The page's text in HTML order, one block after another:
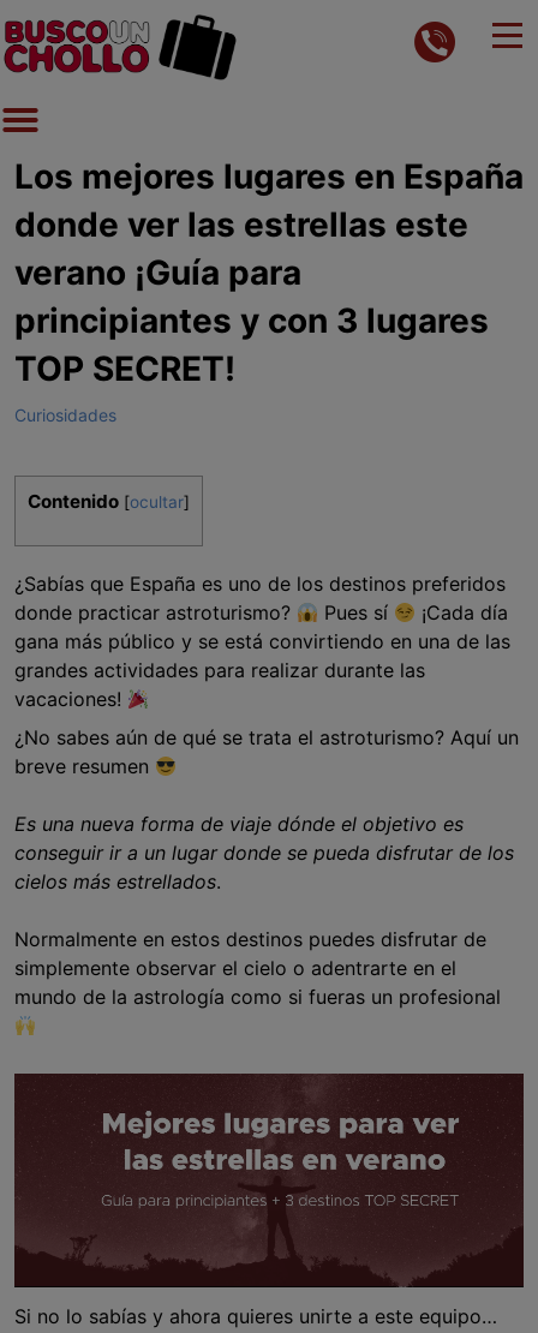
Los mejores lugares en España
donde ver las estrellas este
verano ¡Guía para
principiantes y con 3 lugares
TOP SECRET!
Curiosidades
Contenido [ocultar]
¿Sabías que España es uno de los destinos preferidos
donde practicar astroturismo?
Pues sí
¡Cada día
gana más público y se está convirtiendo en una de las
grandes actividades para realizar durante las
vacaciones!
¿No sabes aún de qué se trata el astroturismo? Aquí un
breve resumen
Es una nueva forma de viaje dónde el objetivo es
conseguir ir a un lugar donde se pueda disfrutar de los
cielos más estrellados.
Normalmente en estos destinos puedes disfrutar de
simplemente observar el cielo o adentrarte en el
mundo de la astrología como si fueras un profesional
Si no lo sabías y ahora quieres unirte a este equipo…